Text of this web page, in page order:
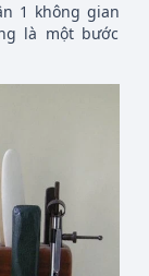
1 không gian
là một bước